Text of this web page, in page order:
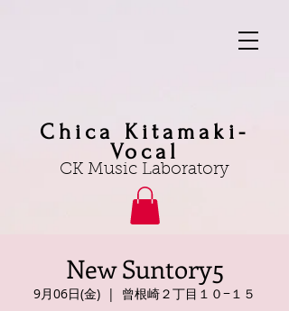
Chica Kitamaki-
Vocal
CK Music Laboratory
New Suntory5
9月06日(金)
  |
曾根崎２丁目１０−１５